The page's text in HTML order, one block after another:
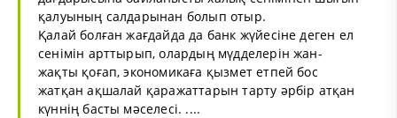
қалуының салдарынан болып отыр.
Қалай болған жағдайда да банк жүйесіне деген ел
сенімін арттырып, олардың мүдделерін жан-
жақты қоғап, экономикаға қызмет етпей бос
жатқан ақшалай қаражаттарын тарту әрбір атқан
күннің басты мәселесі. ....